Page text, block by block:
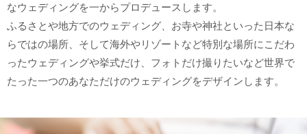
なウェディングを一からプロデュースします。
ふるさとや地方でのウェディング、お寺や神社といった日本な
らではの場所、そして海外やリゾートなど特別な場所にこだわ
ったウェディングや挙式だけ、フォトだけ撮りたいなど世界で
たった一つのあなただけのウェディングをデザインします。